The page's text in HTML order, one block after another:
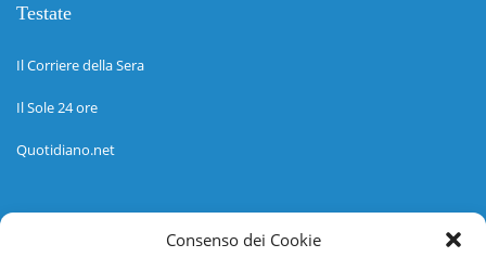
Consenso dei Cookie
Testate
Il Corriere della Sera
Il Sole 24 ore
Quotidiano.net
Informazioni